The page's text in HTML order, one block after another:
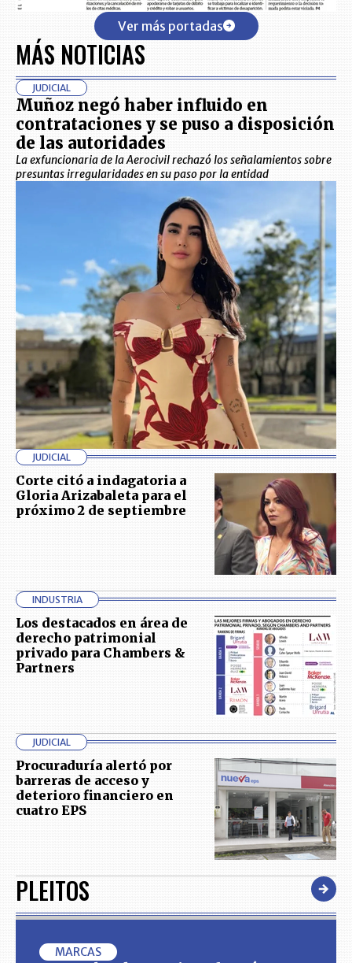
Ver más portadas
MÁS NOTICIAS
JUDICIAL
Muñoz negó haber influido en
contrataciones y se puso a disposición
de las autoridades
La exfuncionaria de la Aerocivil rechazó los señalamientos sobre
presuntas irregularidades en su paso por la entidad
JUDICIAL
Corte citó a indagatoria a
Gloria Arizabaleta para el
próximo 2 de septiembre
INDUSTRIA
Los destacados en área de
derecho patrimonial
privado para Chambers &
Partners
JUDICIAL
Procuraduría alertó por
barreras de acceso y
deterioro financiero en
cuatro EPS
PLEITOS
MARCAS